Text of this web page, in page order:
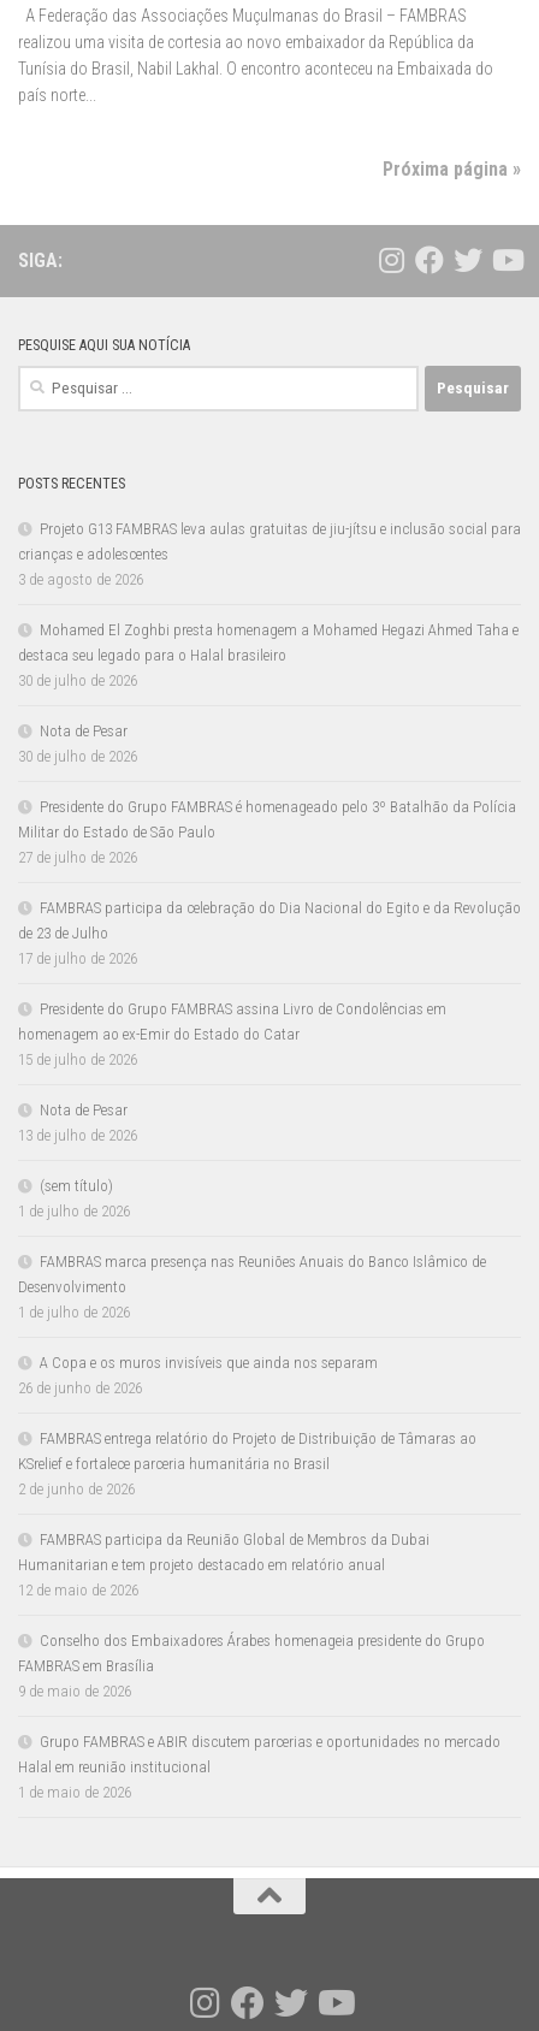
A Federação das Associações Muçulmanas do Brasil – FAMBRAS
realizou uma visita de cortesia ao novo embaixador da República da
Tunísia do Brasil, Nabil Lakhal. O encontro aconteceu na Embaixada do
país norte...
Próxima página »
SIGA:
PESQUISE AQUI SUA NOTÍCIA
Pesquisar
POSTS RECENTES
Projeto G13 FAMBRAS leva aulas gratuitas de jiu-jítsu e inclusão social para
crianças e adolescentes
3 de agosto de 2026
Mohamed El Zoghbi presta homenagem a Mohamed Hegazi Ahmed Taha e
destaca seu legado para o Halal brasileiro
30 de julho de 2026
Nota de Pesar
30 de julho de 2026
Presidente do Grupo FAMBRAS é homenageado pelo 3º Batalhão da Polícia
Militar do Estado de São Paulo
27 de julho de 2026
FAMBRAS participa da celebração do Dia Nacional do Egito e da Revolução
de 23 de Julho
17 de julho de 2026
Presidente do Grupo FAMBRAS assina Livro de Condolências em
homenagem ao ex-Emir do Estado do Catar
15 de julho de 2026
Nota de Pesar
13 de julho de 2026
(sem título)
1 de julho de 2026
FAMBRAS marca presença nas Reuniões Anuais do Banco Islâmico de
Desenvolvimento
1 de julho de 2026
A Copa e os muros invisíveis que ainda nos separam
26 de junho de 2026
FAMBRAS entrega relatório do Projeto de Distribuição de Tâmaras ao
KSrelief e fortalece parceria humanitária no Brasil
2 de junho de 2026
FAMBRAS participa da Reunião Global de Membros da Dubai
Humanitarian e tem projeto destacado em relatório anual
12 de maio de 2026
Conselho dos Embaixadores Árabes homenageia presidente do Grupo
FAMBRAS em Brasília
9 de maio de 2026
Grupo FAMBRAS e ABIR discutem parcerias e oportunidades no mercado
Halal em reunião institucional
1 de maio de 2026